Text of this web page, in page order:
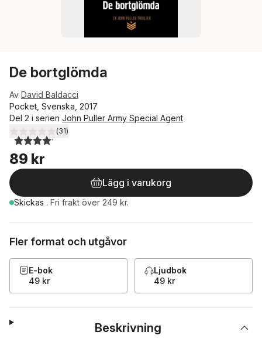
De bortglömda
Av David Baldacci
Pocket, Svenska, 2017
Del 2 i serien John Puller Army Special Agent
4,1utav 5 stjärnor. Totalt antal röster:
(31)
89 kr
Lägg i varukorg
Skickas . Fri frakt över 249 kr.
Fler format och utgåvor
E-bok
49 kr
Ljudbok
49 kr
Beskrivning